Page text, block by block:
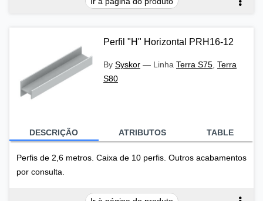
Perfil "H" Horizontal PRH16-12
By Syskor — Linha Terra S75 Terra
S80
DESCRIÇÃO ATRIBUTOS TABLE
Perfis de 2,6 metros. Caixa de 10 perfis. Outros acabamentos
por consulta.